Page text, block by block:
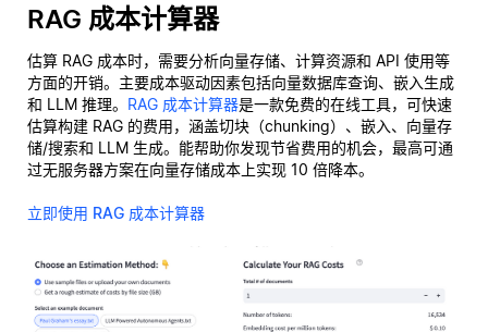
RAG 成本计算器
估算 RAG 成本时，需要分析向量存储、计算资源和 API 使用等
方面的开销。主要成本驱动因素包括向量数据库查询、嵌入生成
和 LLM 推理。 RAG 成本计算器是一款免费的在线工具，可快速
估算构建 RAG 的费用，涵盖切块（chunking）、嵌入、向量存
储/搜索和 LLM 生成。能帮助你发现节省费用的机会，最高可通
过无服务器方案在向量存储成本上实现 10 倍降本。
立即使用 RAG 成本计算器